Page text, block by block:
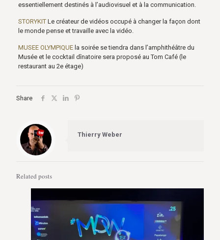
essentiellement destinés à l’audiovisuel et à la communication.
STORYKITLe créateur de vidéos occupé à changer la façon dont
le monde pense et travaille avec la vidéo.
MUSEE OLYMPIQUEla soirée se tiendra dans l’amphithéâtre du
Musée et le cocktail dînatoire sera proposé au Tom Café (le
restaurant au 2e étage)
Share
Thierry Weber
Related posts